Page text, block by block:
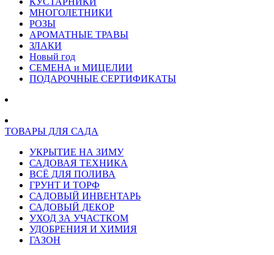
МНОГОЛЕТНИКИ
РОЗЫ
АРОМАТНЫЕ ТРАВЫ
ЗЛАКИ
Новый год
СЕМЕНА и МИЦЕЛИИ
ПОДАРОЧНЫЕ СЕРТИФИКАТЫ
ТОВАРЫ ДЛЯ САДА
УКРЫТИЕ НА ЗИМУ
САДОВАЯ ТЕХНИКА
ВСЁ ДЛЯ ПОЛИВА
ГРУНТ И ТОРФ
САДОВЫЙ ИНВЕНТАРЬ
САДОВЫЙ ДЕКОР
УХОД ЗА УЧАСТКОМ
УДОБРЕНИЯ И ХИМИЯ
ГАЗОН